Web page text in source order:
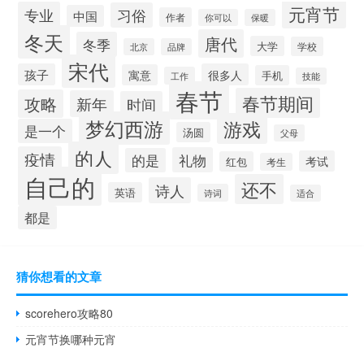
专业 中国 习俗 作者 你可以 保暖 元宵节
冬天 冬季 北京 品牌 唐代 大学 学校
孩子 宋代 寓意 工作 很多人 手机 技能
攻略 新年 时间 春节 春节期间
是一个 梦幻西游 汤圆 游戏 父母
疫情 的人 的是 礼物 红包 考生 考试
自己的 英语 诗人 诗词 还不 适合
都是
猜你想看的文章
scorehero攻略80
元宵节换哪种元宵